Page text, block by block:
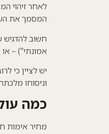
לאחר זיהוי
המסמך את
חשוב להדגיש
אמונתי") –
יש לציין כי
וניסוחו
כמה
מחיר אימות